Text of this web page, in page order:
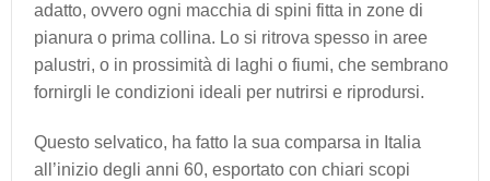
adatto, ovvero ogni macchia di spini fitta in zone di
pianura o prima collina. Lo si ritrova spesso in aree
palustri, o in prossimità di laghi o fiumi, che sembrano
fornirgli le condizioni ideali per nutrirsi e riprodursi.
Questo selvatico, ha fatto la sua comparsa in Italia
all’inizio degli anni 60, esportato con chiari scopi